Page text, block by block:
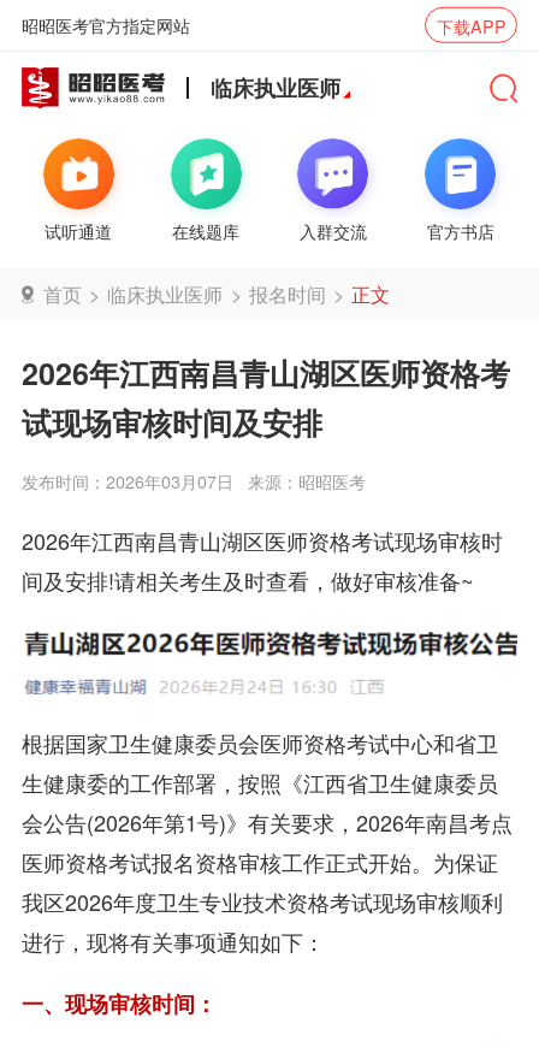
昭昭医考官方指定网站 下载APP
临床执业医师
试听通道 在线题库 入群交流 官方书店
首页 > 临床执业医师 > 报名时间 > 正文
2026年江西南昌青山湖区医师资格考
试现场审核时间及安排
发布时间：2026年03月07日 来源：昭昭医考
2026年江西南昌青山湖区医师资格考试现场审核时
间及安排!请相关考生及时查看，做好审核准备~
根据国家卫生健康委员会医师资格考试中心和省卫
生健康委的工作部署，按照《江西省卫生健康委员
会公告(2026年第1号)》有关要求，2026年南昌考点
医师资格考试报名资格审核工作正式开始。为保证
我区2026年度卫生专业技术资格考试现场审核顺利
进行，现将有关事项通知如下：
一、现场审核时间：